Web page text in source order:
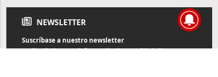
NEWSLETTER
Suscríbase a nuestro newsletter
Reciba diariamente información de actualidad directamente en